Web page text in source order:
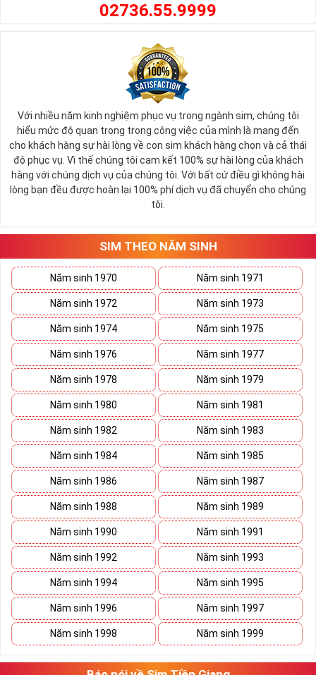
2010), Tân Mão (1951, 2011), Mậu Tuất (1958, 2018), Kỷ Hợi
Trong đó tính chất Mộc của các năm sinh gồm
Tùng Bawch Mộc: ( 1950, 1951 )
Định Gia Mộc: ( 1968 - 1969 )
Tang Thích Mộc: ( 1972, 1973 )
Thạch Lưu Mộc: ( 1980, 1981 )
Đại Lâm Mộc: ( 1988, 1989 )
Dương Liễu Mộc: ( 2002, 2003 )
►Tính cách người mệnh Mộc:
Những người thuộc mệnh Mộc thường có tính cách chung
tài giao tiếp khéo léo vì thế đi tới đâu, họ cũng được mọi
người yêu mến, quý trọng.
Người mệnh Mộc đại diện cho sức sống mãnh liệt, người đi
đầu trong công việc, luôn tràn đầy nhiệt huyết và năng lượng.
Nhưng cũng thường bị người khác ghen tị và bị kẻ xấu hãm
hại, nếu không cẩn thận sẽ dễ rước họa vào thân.
Tham khảo ngay:
Cập Nhật List Sim Số Đẹp Đầu
09 Giảm Giá
Cách Chọn Sim Số Đẹp Phong
Thủy Cho Người Mệnh Mộc
Chọn sim số đẹp cho người mệnh Mộc không phải cứ điểm
cao là bạn chọn mỗi con số đều mang cho mình 1 bản mệnh
tương ứng, chọn sim hợp sẽ đem lại vận may, hanh thông,
kích Tài đón Lộc, công danh thuận lợi cho chủ nhân
02736.55.9999
Với nhiều năm kinh nghiệm phục vụ trong ngành sim, chúng tôi
hiểu mức độ quan trọng trong công việc của mình là mang đến
cho khách hàng sự hài lòng về con sim khách hàng chọn và cả thái
độ phục vụ. Vì thế chúng tôi cam kết 100% sự hài lòng của khách
hàng với chúng dịch vụ của chúng tôi. Với bất cứ điều gì không hài
lòng bạn đều được hoàn lại 100% phí dịch vụ đã chuyển cho chúng
tôi.
SIM THEO NĂM SINH
Năm sinh 1970 Năm sinh 1971
Năm sinh 1972 Năm sinh 1973
Năm sinh 1974 Năm sinh 1975
Năm sinh 1976 Năm sinh 1977
Năm sinh 1978 Năm sinh 1979
Năm sinh 1980 Năm sinh 1981
Năm sinh 1982 Năm sinh 1983
Năm sinh 1984 Năm sinh 1985
Năm sinh 1986 Năm sinh 1987
Năm sinh 1988 Năm sinh 1989
Năm sinh 1990 Năm sinh 1991
Năm sinh 1992 Năm sinh 1993
Năm sinh 1994 Năm sinh 1995
Năm sinh 1996 Năm sinh 1997
Năm sinh 1998 Năm sinh 1999